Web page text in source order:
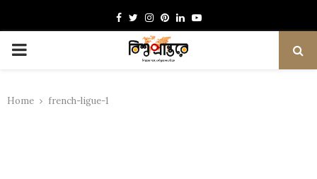
Facebook
TwitterInstagram
Pinterest
LinkedinYoutube
PRIMARY
Home french-ligue-1